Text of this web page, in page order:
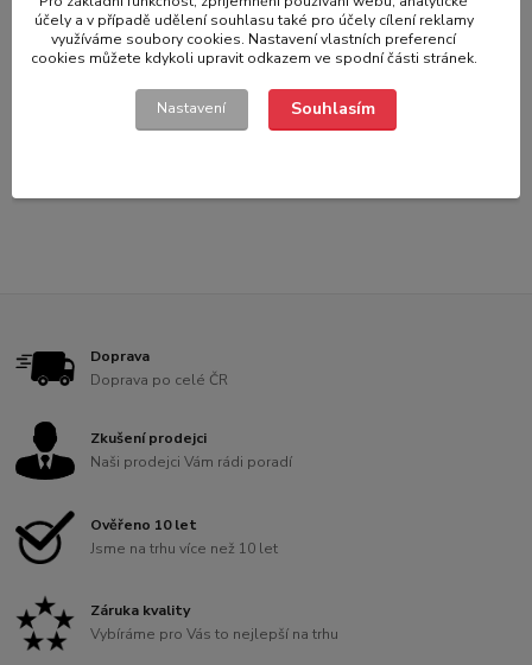
150 600,00 Kč
132 490,00 Kč/ks
109 495,87 Kč bez DPH Skladem
Přidat do košíku
Doprava
Doprava po celé ČR
Zkušení prodejci
Naši prodejci Vám rádi poradí
Ověřeno 10 let
Jsme na trhu více než 10 let
Záruka kvality
Vybíráme pro Vás to nejlepší na trhu
účely a v případě udělení souhlasu také pro účely cílení reklamy
využíváme soubory cookies. Nastavení vlastních preferencí
cookies můžete kdykoli upravit odkazem ve spodní části stránek.
Nastavení Souhlasím